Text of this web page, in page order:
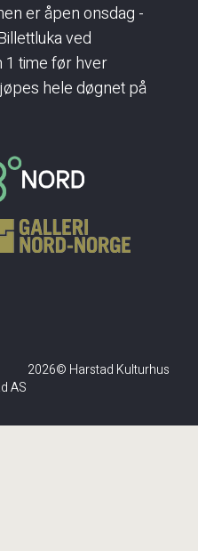
er åpen onsdag -
ved
1 time før hver
hele døgnet på
2026© Harstad Kulturhus
AS